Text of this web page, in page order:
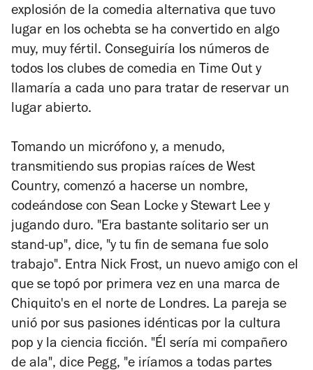
explosión de la comedia alternativa que tuvo
lugar en los ochebta se ha convertido en algo
muy, muy fértil. Conseguiría los números de
todos los clubes de comedia en Time Out y
llamaría a cada uno para tratar de reservar un
lugar abierto.
Tomando un micrófono y, a menudo,
transmitiendo sus propias raíces de West
Country, comenzó a hacerse un nombre,
codeándose con Sean Locke y Stewart Lee y
jugando duro. "Era bastante solitario ser un
stand-up", dice, "y tu fin de semana fue solo
trabajo". Entra Nick Frost, un nuevo amigo con el
que se topó por primera vez en una marca de
Chiquito's en el norte de Londres. La pareja se
unió por sus pasiones idénticas por la cultura
pop y la ciencia ficción. "Él sería mi compañero
de ala", dice Pegg, "e iríamos a todas partes